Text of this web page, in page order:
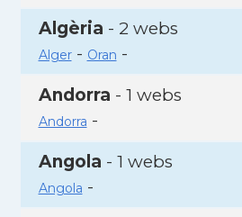
Algèria - 2 webs
Alger- Oran -
Andorra - 1 webs
Andorra -
Angola - 1 webs
Angola -